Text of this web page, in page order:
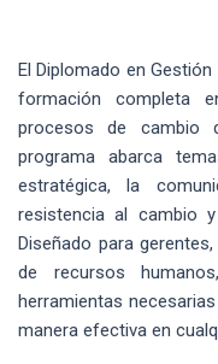
El Diplomado en
formación completa
procesos de cambio
programa abarca
estratégica, la
resistencia al cambio
Diseñado para
de recursos
herramientas
manera efectiva en